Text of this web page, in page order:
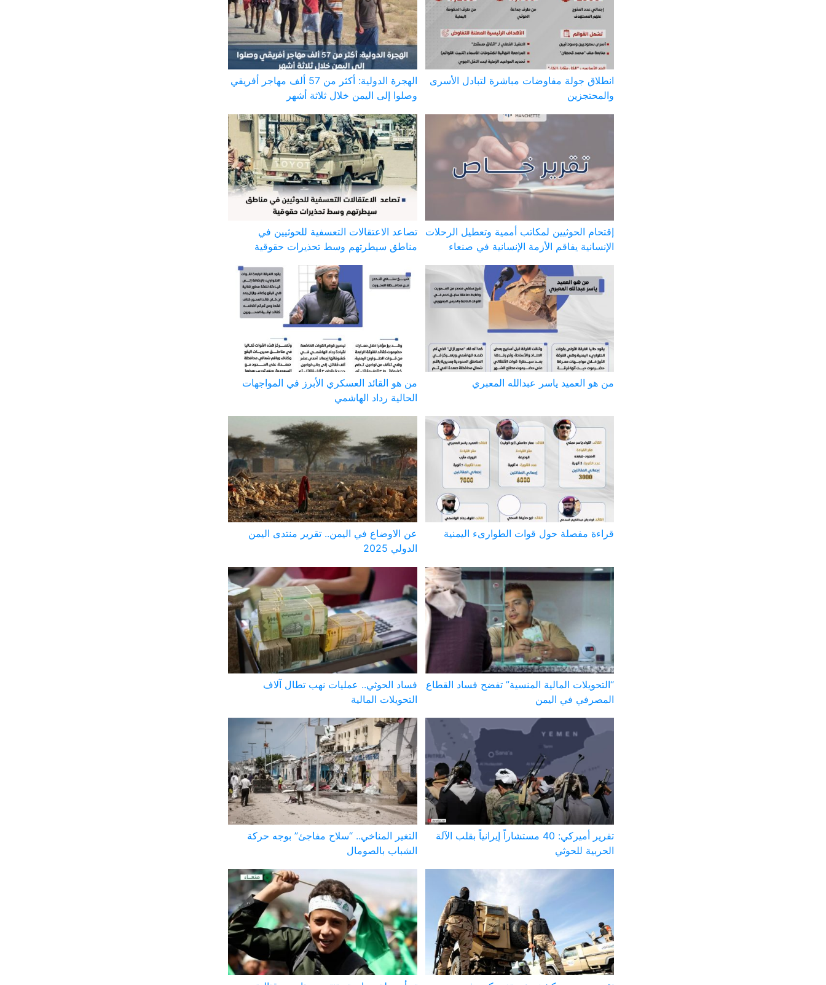
انطلاق جولة مفاوضات مباشرة لتبادل الأسرى
والمحتجزين
الهجرة الدولية: أكثر من 57 ألف مهاجر أفريقي
وصلوا إلى اليمن خلال ثلاثة أشهر
إقتحام الحوثيين لمكاتب أممية وتعطيل الرحلات
الإنسانية يفاقم الأزمة الإنسانية في صنعاء
تصاعد الاعتقالات التعسفية للحوثيين في
مناطق سيطرتهم وسط تحذيرات حقوقية
من هو العميد ياسر عبدالله المعبري
من هو القائد العسكري الأبرز في المواجهات
الحالية رداد الهاشمي
قراءة مفصلة حول قوات الطوارىء اليمنية
عن الاوضاع في اليمن.. تقرير منتدى اليمن
الدولي 2025
“التحويلات المالية المنسية” تفضح فساد القطاع
المصرفي في اليمن
فساد الحوثي.. عمليات نهب تطال آلاف
التحويلات المالية
تقرير أميركي: 40 مستشاراً إيرانياً بقلب الآلة
الحربية للحوثي
التغير المناخي.. “سلاح مفاجئ” بوجه حركة
الشباب بالصومال